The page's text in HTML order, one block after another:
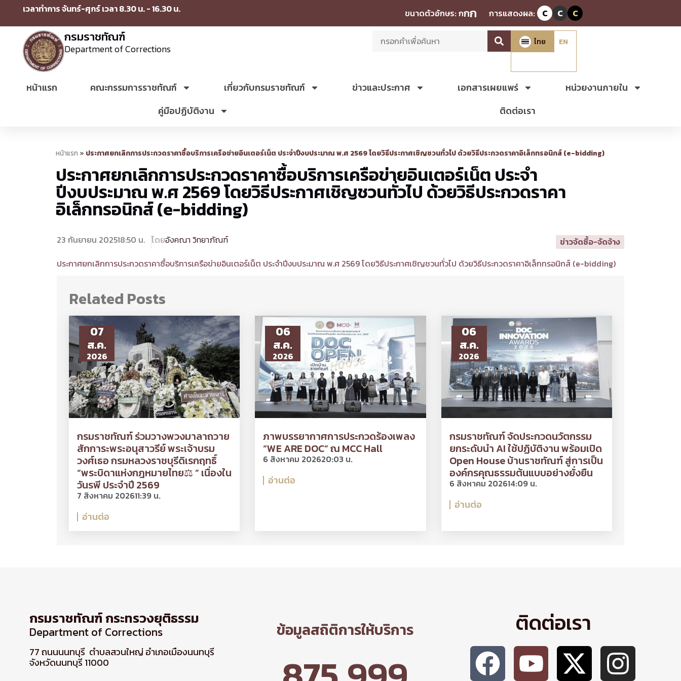
เวลาทำการ จันทร์-ศุกร์ เวลา 8.30 น. - 16.30 น. ขนาดตัวอักษร:กกก การแสดงผล: C C C
กรมราชทัณฑ์
Department of Corrections
ไทย EN
หน้าแรก คณะกรรมการราชทัณฑ์ เกี่ยวกับกรมราชทัณฑ์ ข่าวและประกาศ เอกสารเผยแพร่
หน่วยงานภายใน
คู่มือปฏิบัติงาน
ติดต่อเรา
หน้าแรก » ประกาศยกเลิกการประกวดราคาซื้อบริการเครือข่ายอินเตอร์เน็ต ประจำปีงบประมาณ พ.ศ 2569 โดยวิธีประกาศเชิญชวนทั่วไป ด้วยวิธีประกวดราคาอิเล็กทรอนิกส์ (e-bidding)
ประกาศยกเลิกการประกวดราคาซื้อบริการเครือข่ายอินเตอร์เน็ต ประจำ
ปีงบประมาณ พ.ศ 2569 โดยวิธีประกาศเชิญชวนทั่วไป ด้วยวิธีประกวดราคา
อิเล็กทรอนิกส์ (e-bidding)
23 กันยายน 202518:50 น. โดยอังคณา วิทยาภัณฑ์
ข่าวจัดซื้อ-จัดจ้าง
ประกาศยกเลิกการประกวดราคาซื้อบริการเครือข่ายอินเตอร์เน็ต ประจำปีงบประมาณ พ.ศ 2569 โดยวิธีประกาศเชิญชวนทั่วไป ด้วยวิธีประกวดราคาอิเล็กทรอนิกส์ (e-bidding)
Related Posts
07
ส.ค.
2026
กรมราชทัณฑ์ ร่วมวางพวงมาลาถวาย
สักการะพระอนุสาวรีย์ พระเจ้าบรม
วงศ์เธอ กรมหลวงราชบุรีดิเรกฤทธิ์
“พระบิดาแห่งกฎหมายไทย⚖ ” เนื่องใน
วันรพี ประจำปี 2569
7 สิงหาคม 202611:39 น.
อ่านต่อ
06
ส.ค.
2026
ภาพบรรยากาศการประกวดร้องเพลง
“WE ARE DOC” ณ MCC Hall
6 สิงหาคม 202620:03 น.
อ่านต่อ
06
ส.ค.
2026
กรมราชทัณฑ์ จัดประกวดนวัตกรรม
ยกระดับนำ AI ใช้ปฏิบัติงาน พร้อมเปิด
Open House บ้านราชทัณฑ์ สู่การเป็น
องค์กรคุณธรรมต้นแบบอย่างยั่งยืน
6 สิงหาคม 202614:09 น.
อ่านต่อ
กรมราชทัณฑ์ กระทรวงยุติธรรม
Department of Corrections
77 ถนนนนทบุรี ตำบลสวนใหญ่ อำเภอเมืองนนทบุรี
จังหวัดนนทบุรี 11000
ข้อมูลสถิติการให้บริการ ติดต่อเรา